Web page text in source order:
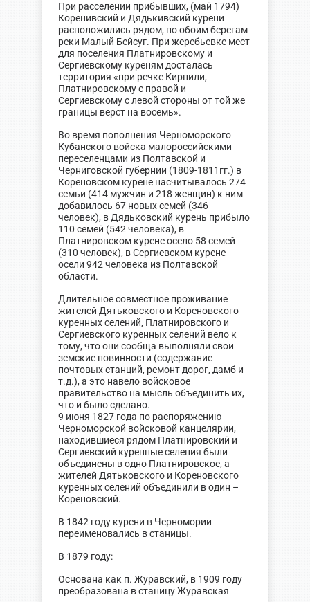
При расселении прибывших, (май 1794)
Коренивский и Дядькивский курени
расположились рядом, по обоим берегам
реки Малый Бейсуг. При жеребьевке мест
для поселения Платнировскому и
Сергиевскому куреням досталась
территория «при речке Кирпили,
Платнировскому с правой и
Сергиевскому с левой стороны от той же
границы верст на восемь».
Во время пополнения Черноморского
Кубанского войска малороссийскими
переселенцами из Полтавской и
Черниговской губернии (1809-1811гг.) в
Кореновском курене насчитывалось 274
семьи (414 мужчин и 218 женщин) к ним
добавилось 67 новых семей (346
человек), в Дядьковский курень прибыло
110 семей (542 человека), в
Платнировском курене осело 58 семей
(310 человек), в Сергиевском курене
осели 942 человека из Полтавской
области.
Длительное совместное проживание
жителей Дятьковского и Кореновского
куренных селений, Платнировского и
Сергиевского куренных селений вело к
тому, что они сообща выполняли свои
земские повинности (содержание
почтовых станций, ремонт дорог, дамб и
т.д.), а это навело войсковое
правительство на мысль объединить их,
что и было сделано.
9 июня 1827 года по распоряжению
Черноморской войсковой канцелярии,
находившиеся рядом Платнировский и
Сергиевский куренные селения были
объединены в одно Платнировское, а
жителей Дятьковского и Кореновского
куренных селений объединили в один –
Кореновский.
В 1842 году курени в Черномории
переименовались в станицы.
В 1879 году:
Основана как п. Журавский, в 1909 году
преобразована в станицу Журавская